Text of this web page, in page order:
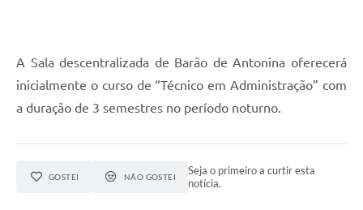
A Sala descentralizada de Barão de Antonina oferecerá
inicialmente o curso de “Técnico em Administração” com
a duração de 3 semestres no período noturno.
GOSTEI NÃO GOSTEI
Seja o primeiro a curtir esta
notícia.